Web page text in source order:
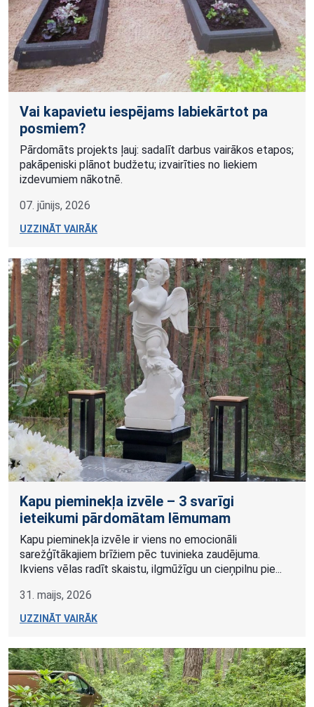
Vai kapavietu iespējams labiekārtot pa
posmiem?
Pārdomāts projekts ļauj: sadalīt darbus vairākos etapos;
pakāpeniski plānot budžetu; izvairīties no liekiem
izdevumiem nākotnē.
07. jūnijs, 2026
UZZINĀT VAIRĀK
Kapu pieminekļa izvēle – 3 svarīgi
ieteikumi pārdomātam lēmumam
Kapu pieminekļa izvēle ir viens no emocionāli
sarežģītākajiem brīžiem pēc tuvinieka zaudējuma.
Ikviens vēlas radīt skaistu, ilgmūžīgu un cieņpilnu pie...
31. maijs, 2026
UZZINĀT VAIRĀK